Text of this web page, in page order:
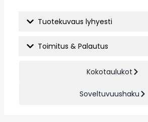
Tuotekuvaus lyhyesti
Toimitus & Palautus
Kokotaulukot
Soveltuvuushaku